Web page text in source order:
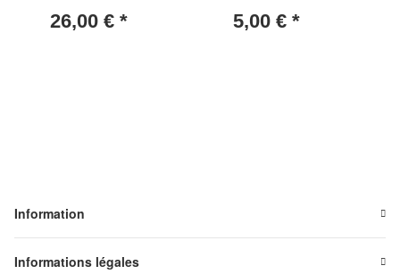
26,00 € * 5,00 € *
Information
Informations légales